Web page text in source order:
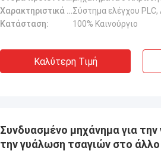
Χαρακτηριστικά προϊόντος:
Κατάσταση:
100% Καινούργιο
Καλύτερη Τιμή
Συνδυασμένο μηχάνημα για
την γυάλωση τσαγιών στο